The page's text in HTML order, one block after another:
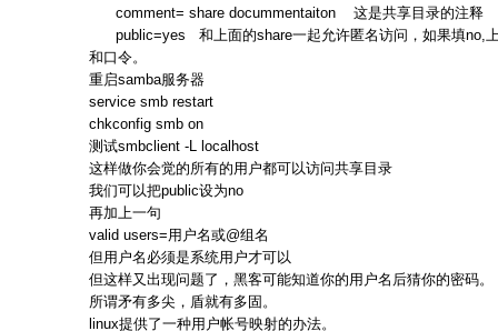
comment= share docummentaiton 这是共享目录的注释
public=yes 和上面的share一起允许匿名访问，如果填no,
和口令。
重启samba服务器
service smb restart
chkconfig smb on
测试smbclient -L localhost
这样做你会觉的所有的用户都可以访问共享目录
我们可以把public设为no
再加上一句
valid users=用户名或@组名
但用户名必须是系统用户才可以
但这样又出现问题了，黑客可能知道你的用户名后猜你的密码。
所谓矛有多尖，盾就有多固。
linux提供了一种用户帐号映射的办法。